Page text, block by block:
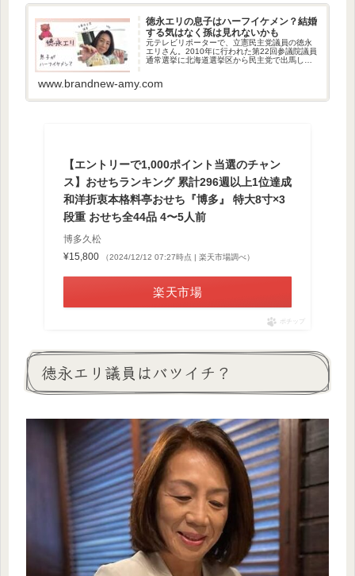
徳永エリの息子はハーフイケメン？結婚
する気はなく孫は見れないかも
元テレビリポーターで、立憲民主党議員の徳永
エリさん。2010年に行われた第22回参議院議員
通常選挙に北海道選挙区から民主党で出馬し、
員の息子さんについて調べ...
www.brandnew-amy.com
【エントリーで1,000ポイント当選のチャン
ス】おせちランキング 累計296週以上1位達成
和洋折衷本格料亭おせち『博多』 特大8寸×3
段重 おせち全44品 4〜5人前
博多久松
¥15,800
（2024/12/12 07:27時点 | 楽天市場調べ）
楽天市場
ポチップ
徳永エリ議員はバツイチ？